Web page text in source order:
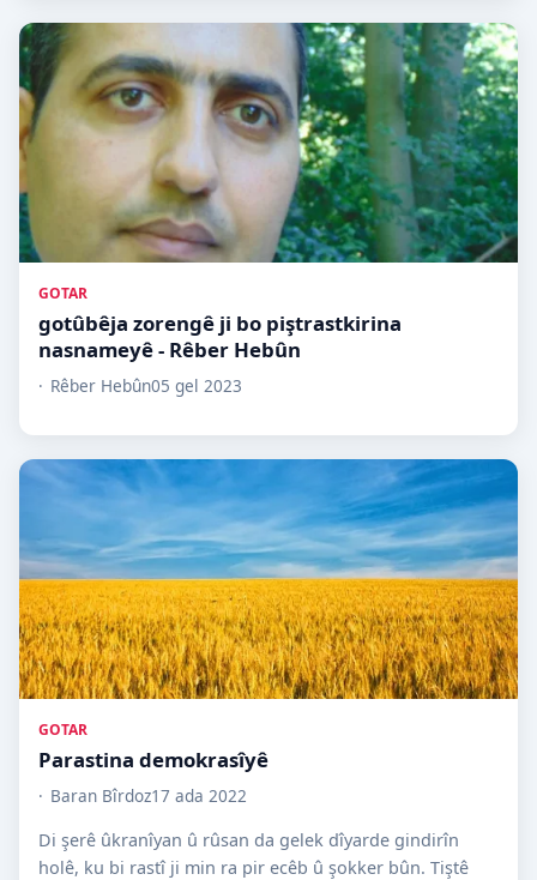
GOTAR
gotûbêja zorengê ji bo piştrastkirina
nasnameyê - Rêber Hebûn
Rêber Hebûn05 gel 2023
GOTAR
Parastina demokrasîyê
Baran Bîrdoz17 ada 2022
Di şerê ûkranîyan û rûsan da gelek dîyarde gindirîn
holê, ku bi rastî ji min ra pir ecêb û şokker bûn. Tiştê